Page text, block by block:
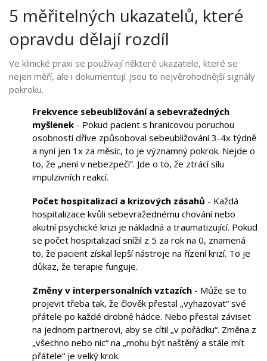
5 měřitelných ukazatelů, které
opravdu dělají rozdíl
Ve klinické praxi se používají některé ukazatele, které se
nejen měří, ale i dokumentují. Jsou to nejvěrohodnější signály
pokroku.
Frekvence sebeubližování a sebevražedných
myšlenek - Pokud pacient s hranicovou poruchou
osobnosti dříve způsoboval sebeubližování 3-4x týdně
a nyní jen 1x za měsíc, to je významný pokrok. Nejde o
to, že „není v nebezpečí“. Jde o to, že ztrácí sílu
impulzivních reakcí.
Počet hospitalizací a krizových zásahů - Každá
hospitalizace kvůli sebevražednému chování nebo
akutní psychické krizi je nákladná a traumatizující. Pokud
se počet hospitalizací snížil z 5 za rok na 0, znamená
to, že pacient získal lepší nástroje na řízení krizí. To je
důkaz, že terapie funguje.
Změny v interpersonalních vztazích - Může se to
projevit třeba tak, že člověk přestal „vyhazovat“ své
přátele po každé drobné hádce. Nebo přestal záviset
na jednom partnerovi, aby se cítil „v pořádku“. Změna z
„všechno nebo nic“ na „mohu být naštěný a stále mít
přátele“ je velký krok.